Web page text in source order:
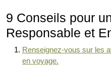
9 Conseils pour
Responsable et
Renseignez-vous sur les
en voyage.